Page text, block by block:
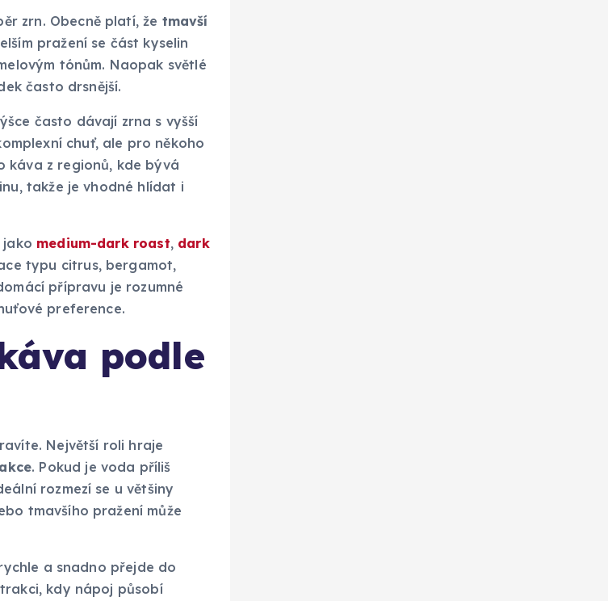
zrn. Obecně platí, že tmavší
pražení se část kyselin
tónům. Naopak světlé
často drsnější.
často dávají zrna s vyšší
chuť, ale pro někoho
káva z regionů, kde bývá
takže je vhodné hlídat i
jako medium-dark roast, dark
typu citrus, bergamot,
přípravu je rozumné
preference.
podle
Největší roli hraje
. Pokud je voda příliš
rozmezí se u většiny
tmavšího pražení může
a snadno přejde do
kdy nápoj působí